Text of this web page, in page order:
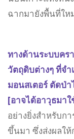
ฉากมายังพื้นที่ให
ทางด้านระบบคร
วัตถุดิบต่างๆ ที่จ
มอนสเตอร์ ตัดป่
[อาจได้อาวุธมา
อย่างยิ่งสำหรับกา
ขึ้นมา ซึ่งส่งผลให้